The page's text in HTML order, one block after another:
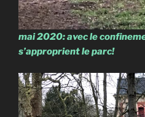
mai 2020: avec le
s’approprient le parc!